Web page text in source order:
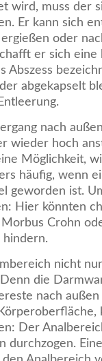
wird, muss der
Er kann sich
ergießen oder
er sich eine
Abszess
abgekapselt
nach
wieder hoch
Möglichkeit,
häufig, wenn
geworden ist.
Hier könnten
Crohn
hindern.
nicht
die
nach
Der
durchzogen.